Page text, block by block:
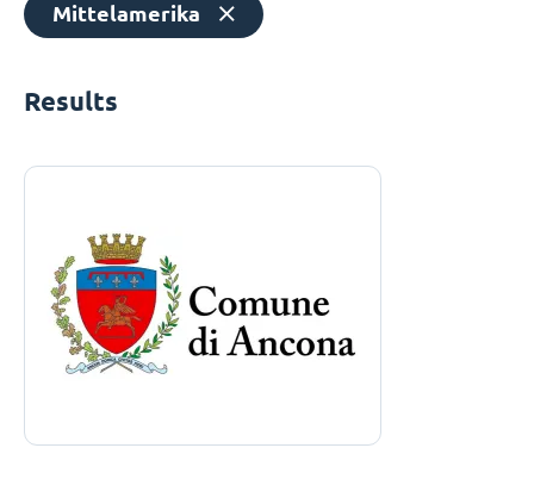
Mittelamerika
Results